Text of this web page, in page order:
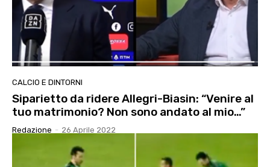
CALCIO E DINTORNI
Siparietto da ridere Allegri-Biasin: “Venire al
tuo matrimonio? Non sono andato al mio…”
Redazione - 26 Aprile 2022